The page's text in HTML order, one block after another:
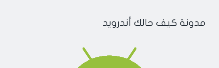
مدونة كيف حالك أندرويد